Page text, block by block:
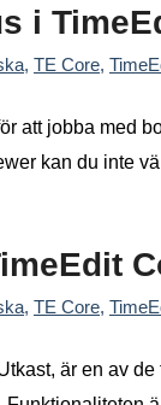
i
, TE Core,
att jobba med
kan du inte
, TE Core,
är en av